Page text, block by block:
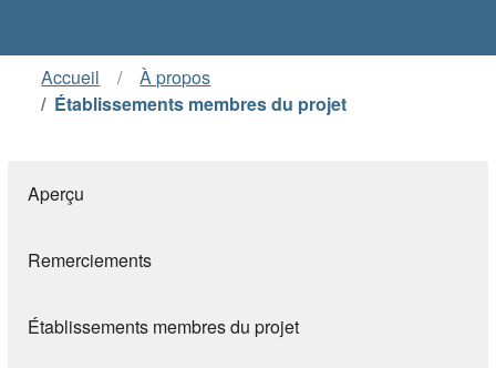
Accueil
À propos
Établissements membres du projet
Aperçu
Remerciements
Établissements membres du projet